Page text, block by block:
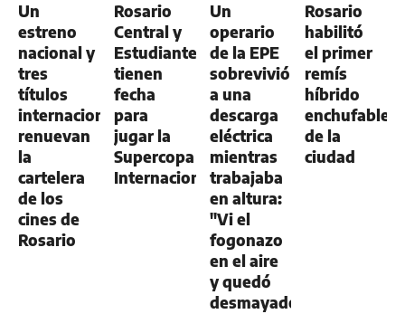
Un
estreno
nacional y
tres
títulos
internacionales
renuevan
la
cartelera
de los
cines de
Rosario
Rosario
Central y
Estudiantes
tienen
fecha
para
jugar la
Supercopa
Internacional
Un
operario
de la EPE
sobrevivió
a una
descarga
eléctrica
mientras
trabajaba
en altura:
"Vi el
fogonazo
en el aire
y quedó
desmayado"
Rosario
habilitó
el primer
remís
híbrido
enchufable
de la
ciudad